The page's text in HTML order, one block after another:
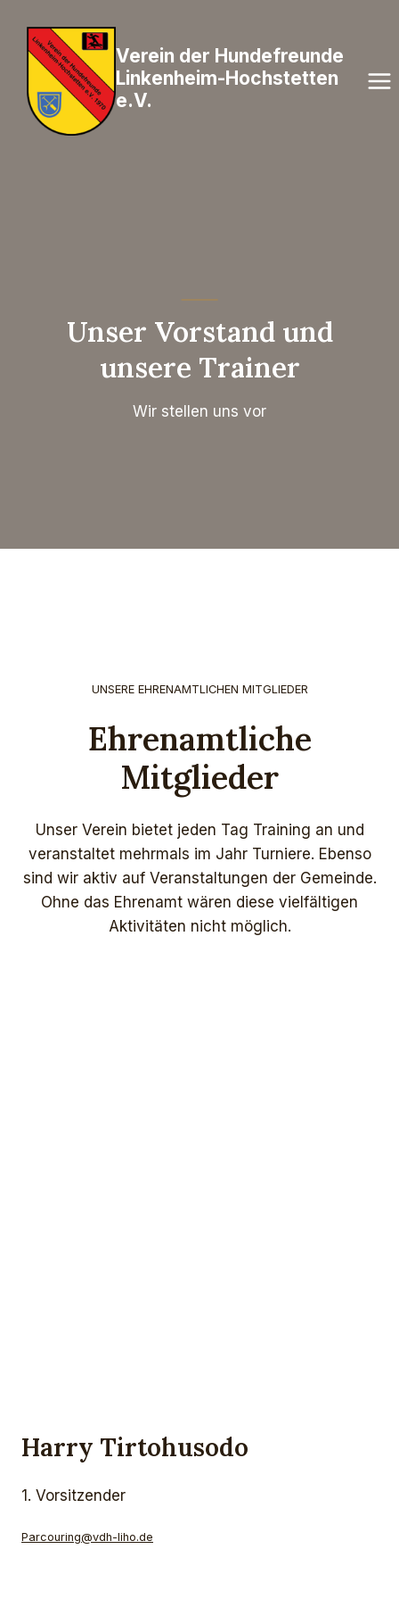
Inhalt
springen
Verein der Hundefreunde
Linkenheim-Hochstetten
e.V.
Unser Vorstand und
unsere Trainer
Wir stellen uns vor
UNSERE EHRENAMTLICHEN MITGLIEDER
Ehrenamtliche
Mitglieder
Unser Verein bietet jeden Tag Training an und
veranstaltet mehrmals im Jahr Turniere. Ebenso
sind wir aktiv auf Veranstaltungen der Gemeinde.
Ohne das Ehrenamt wären diese vielfältigen
Aktivitäten nicht möglich.
Harry Tirtohusodo
1. Vorsitzender
Parcouring@vdh-liho.de